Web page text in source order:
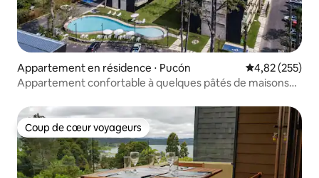
Appartement en résidence ⋅ Pucón Évaluation
4,82 (255)
Appartement confortable à quelques pâtés de maisons
Coup de cœur voyageurs
Coup de cœur voyageurs